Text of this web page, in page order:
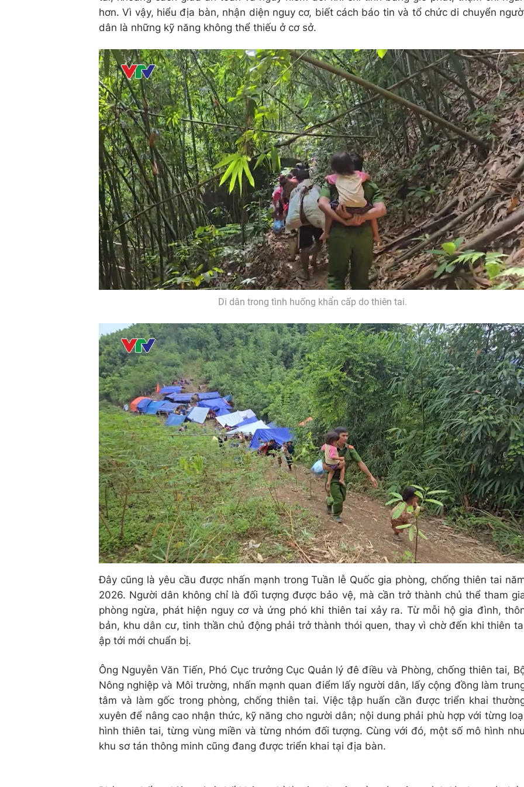
hơn. Vì vậy, hiểu địa bàn, nhận diện nguy cơ, biết cách báo tin và tổ chức di chuyển
dân là những kỹ năng không thể thiếu ở cơ sở.
Di dân trong tình huống khẩn cấp do thiên tai.
Đây cũng là yêu cầu được nhấn mạnh trong Tuần lễ Quốc gia phòng, chống thiên tai
2026. Người dân không chỉ là đối tượng được bảo vệ, mà cần trở thành chủ thể tham
phòng ngừa, phát hiện nguy cơ và ứng phó khi thiên tai xảy ra. Từ mỗi hộ gia đình,
bản, khu dân cư, tinh thần chủ động phải trở thành thói quen, thay vì chờ đến khi thiên
ập tới mới chuẩn bị.
Ông Nguyễn Văn Tiến, Phó Cục trưởng Cục Quản lý đê điều và Phòng, chống thiên tai,
Nông nghiệp và Môi trường, nhấn mạnh quan điểm lấy người dân, lấy cộng đồng làm
tâm và làm gốc trong phòng, chống thiên tai. Việc tập huấn cần được triển khai
xuyên để nâng cao nhận thức, kỹ năng cho người dân; nội dung phải phù hợp với từng
hình thiên tai, từng vùng miền và từng nhóm đối tượng. Cùng với đó, một số mô hình
khu sơ tán thông minh cũng đang được triển khai tại địa bàn.